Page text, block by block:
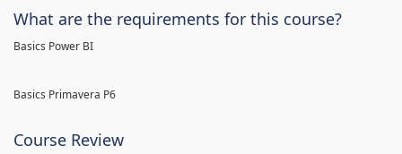
What are the requirements for this course?
Basics Power BI
Basics Primavera P6
Course Review